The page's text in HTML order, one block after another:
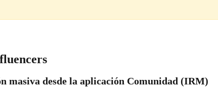
masiva desde la aplicación Comunidad (IRM)